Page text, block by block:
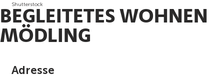
Shutterstock
BEGLEITETES WOHNEN
MÖDLING
Adresse